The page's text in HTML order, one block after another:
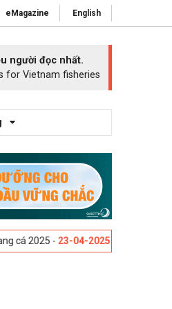
eMagazine English
người đọc nhất.
for Vietnam fisheries
2025 -23-04-2025 Vigo, Tây Ban